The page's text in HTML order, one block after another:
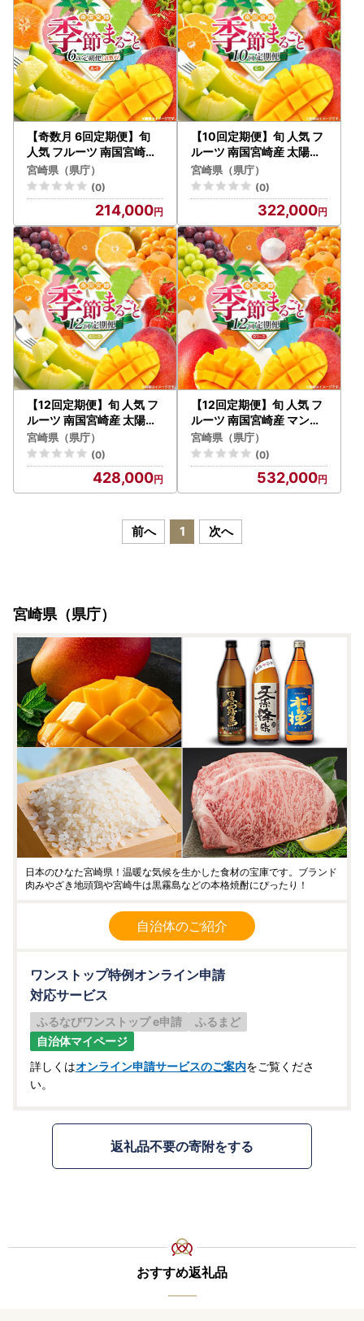
【奇数月 6回定期便】旬
人気 フルーツ 南国宮崎産
太陽のタマゴ ピオーネ い
ちご みかん メロン マンゴ
ー 柑橘 ぶどう 果物 詰め合
わせ 宮崎県 九州＜A-1コ
ース M110＞
宮崎県（県庁）
(0)
214,000
【10回定期便】旬 人気 フ
ルーツ 南国宮崎産 太陽の
タマゴ 金柑たまたまエク
セレント シャインマスカ
ット ピオーネ いちご みか
ん 梨 メロン 柑橘 マンゴー
きんかん たまたま ぶどう
果物 詰め合わせ 宮崎県 九
州＜E-1コース M500＞
宮崎県（県庁）
(0)
322,000
【12回定期便】旬 人気 フ
ルーツ 南国宮崎産 太陽の
タマゴ たまたまエクセレ
ント シャインマスカット
ピオーネ いちご みかん 日
向夏 メロン 梨 柑橘 完熟
マンゴー きんかん たまた
宮崎県 九州 1年 毎月お届
け＜Aコース M100＞
宮崎県（県庁）
(0)
428,000
【12回定期便】旬 人気 フ
ルーツ 南国宮崎産 マンゴ
ー ライチ 金柑たまたまエ
クセレント シャインマス
カット ピオーネ いちご み
かん 梨 柑橘 太陽のタマゴ
きんかん たまたま ぶどう
州 1年 毎月お届け＜Dコー
ス M400＞
宮崎県（県庁）
(0)
532,000
前へ 1 次へ
宮崎県（県庁）
日本のひなた宮崎県！温暖な気候を生かした食材の宝庫です。ブランド
肉みやざき地頭鶏や宮崎牛は黒霧島などの本格焼酎にぴったり！
自治体のご紹介
ワンストップ特例オンライン申請
対応サービス
ふるなびワンストップ e申請
ふるまど
自治体マイページ
詳しくはオンライン申請サービスのご案内をご覧くださ
い。
返礼品不要の寄附をする
おすすめ返礼品